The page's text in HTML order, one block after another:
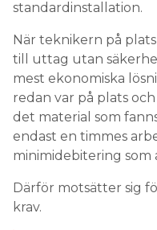
standardinstallation.
När teknikern på
till uttag utan
mest ekonomiska
redan var på plats
det material som
endast en timmes
minimidebitering som
Därför motsätter sig
krav.